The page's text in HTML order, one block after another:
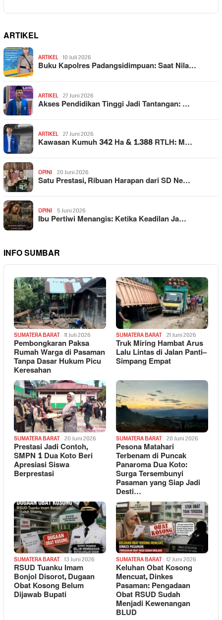
ARTIKEL
ARTIKEL 10 Juli 2026
Buku Kapolres Padangsidimpuan: Saat Nila…
ARTIKEL 27 Juni 2026
Akses Pendidikan Tinggi Jadi Tantangan: …
ARTIKEL 27 Juni 2026
Kawasan Kumuh 342 Ha & 1.388 RTLH: M…
OPINI 20 Juni 2026
Satu Prestasi, Ribuan Harapan dari SD Ne…
OPINI 5 Juni 2026
Ibu Pertiwi Menangis: Ketika Keadilan Ja…
INFO SUMBAR
SUMATERA BARAT 11 Juli 2026
Pembongkaran Paksa
Rumah Warga di Pasaman
Tanpa Dasar Hukum Picu
Keresahan
SUMATERA BARAT 21 Juni 2026
Truk Miring Hambat Arus
Lalu Lintas di Jalan Panti–
Simpang Empat
SUMATERA BARAT 20 Juni 2026
Prestasi Jadi Contoh,
SMPN 1 Dua Koto Beri
Apresiasi Siswa
Berprestasi
SUMATERA BARAT 20 Juni 2026
Pesona Matahari
Terbenam di Puncak
Panaroma Dua Koto:
Surga Tersembunyi
Pasaman yang Siap Jadi
Desti…
SUMATERA BARAT 13 Juni 2026
RSUD Tuanku Imam
Bonjol Disorot, Dugaan
Obat Kosong Belum
Dijawab Bupati
SUMATERA BARAT 12 Juni 2026
Keluhan Obat Kosong
Mencuat, Dinkes
Pasaman: Pengadaan
Obat RSUD Sudah
Menjadi Kewenangan
BLUD